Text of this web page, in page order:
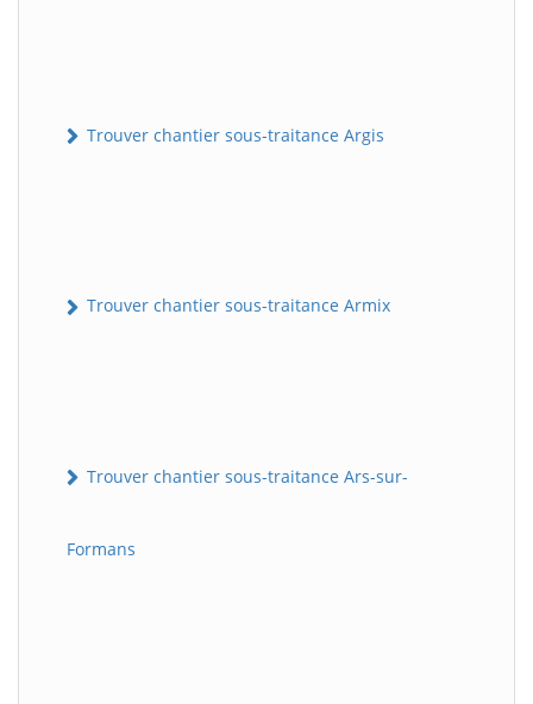
Trouver chantier sous-traitance Argis
Trouver chantier sous-traitance Armix
Trouver chantier sous-traitance Ars-sur-
Formans